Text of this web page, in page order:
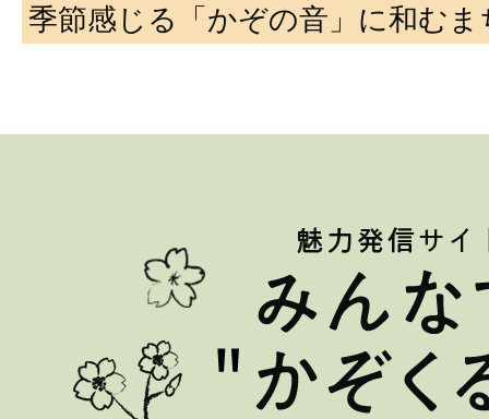
季節感じる「かぞの音」に和むま